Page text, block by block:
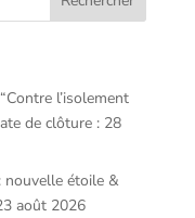
l’isolement
de clôture : 28
nouvelle étoile &
août 2026